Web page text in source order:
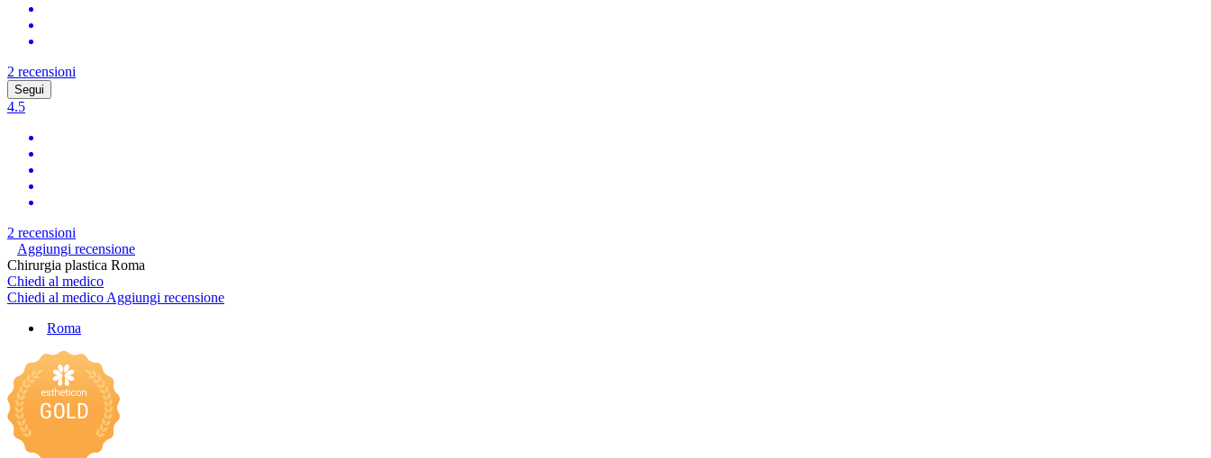
2 recensioni
Segui
4.5
2 recensioni
Aggiungi recensione
Chirurgia plastica Roma
Chiedi al medico
Chiedi al medico Aggiungi recensione
Roma